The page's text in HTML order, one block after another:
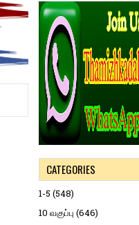
CATEGORIES
1-5 (548)
10 வகுப்பு (646)